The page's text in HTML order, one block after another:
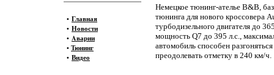
• Главная
• Новости
• Aварии
•Тюнинг
• Видео
Немецкое тюнинг-ателье B&B,
тюнинга для нового кроссовера
турбодизельного двигателя до
мощность Q7 до 395 л.с.,
автомобиль способен
преодолевать отметку в 240 км/ч.